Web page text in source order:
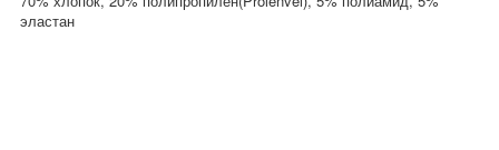
эластан